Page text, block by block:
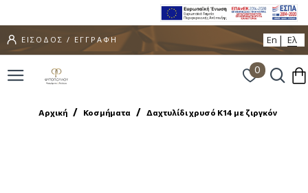
ΕΙΣΟΔΟΣ / ΕΓΓΡΑΦΗ En Ελ
0
Αρχική Κοσμήματα Δαχτυλίδι χρυσό Κ14 με ζιργκόν